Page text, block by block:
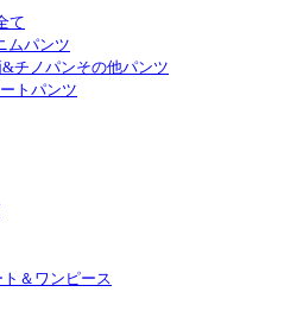
て
ムパンツ
チノパンその他パンツ
トパンツ
ト＆ワンピース